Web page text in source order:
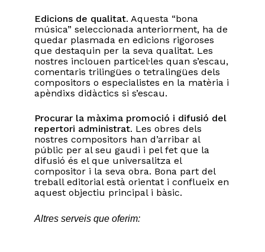
Edicions de qualitat. Aquesta “bona
música” seleccionada anteriorment, ha de
quedar plasmada en edicions rigoroses
que destaquin per la seva qualitat. Les
nostres inclouen particel·les quan s’escau,
comentaris trilingües o tetralingües dels
compositors o especialistes en la matèria i
apèndixs didàctics si s’escau.
Procurar la màxima promoció i difusió del
repertori administrat. Les obres dels
nostres compositors han d’arribar al
públic per al seu gaudi i pel fet que la
difusió és el que universalitza el
compositor i la seva obra. Bona part del
treball editorial està orientat i conflueix en
aquest objectiu principal i bàsic.
Altres serveis que oferim: